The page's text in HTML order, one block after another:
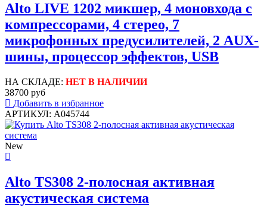
Alto LIVE 1202 микшер, 4 моновхода с
компрессорами, 4 стерео, 7
микрофонных предусилителей, 2 AUX-
шины, процессор эффектов, USB
НА СКЛАДЕ: НЕТ В НАЛИЧИИ
38700 руб
Добавить в избранное
АРТИКУЛ: A045744
New
Alto TS308 2-полосная активная
акустическая система